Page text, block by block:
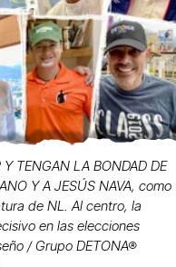
Y TENGAN LA BONDAD DE
Y A JESÚS NAVA, como
de NL. Al centro, la
en las elecciones
/ Grupo DETONA®